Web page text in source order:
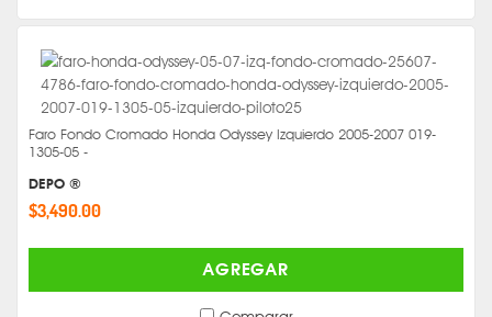
Faro Fondo Cromado Honda Odyssey Izquierdo 2005-2007 019-
1305-05 -
DEPO ®
$3,490.00
AGREGAR